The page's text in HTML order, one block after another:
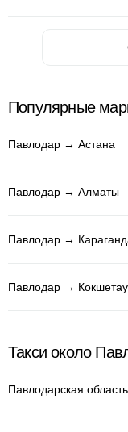
Популярные
Павлодар → Астана
Павлодар → Алматы
Павлодар →
Павлодар → Кокшетау
Такси около
Павлодарская область